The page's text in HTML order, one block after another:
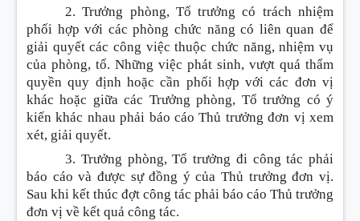
2. Trưởng phòng, Tổ trưởng có trách nhiệm
phối hợp với các phòng chức năng có liên quan để
giải quyết các công việc thuộc chức năng, nhiệm vụ
của phòng, tổ. Những việc phát sinh, vượt quá thẩm
quyền quy định hoặc cần phối hợp với các đơn vị
khác hoặc giữa các Trưởng phòng, Tổ trưởng có ý
kiến khác nhau phải báo cáo Thủ trưởng đơn vị xem
xét, giải quyết.
3. Trưởng phòng, Tổ trưởng đi công tác phải
báo cáo và được sự đồng ý của Thủ trưởng đơn vị.
Sau khi kết thúc đợt công tác phải báo cáo Thủ trưởng
đơn vị về kết quả công tác.